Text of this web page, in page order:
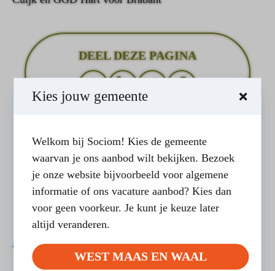
DEEL DEZE PAGINA
Ander nieuws
Kies jouw gemeente
Welkom bij Sociom! Kies de gemeente
waarvan je ons aanbod wilt bekijken. Bezoek
je onze website bijvoorbeeld voor algemene
informatie of ons vacature aanbod? Kies dan
voor geen voorkeur. Je kunt je keuze later
altijd veranderen.
WEST MAAS EN WAAL